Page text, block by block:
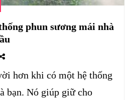
phun sương mái nhà
hơn khi có một hệ thống
bạn. Nó giúp giữ cho